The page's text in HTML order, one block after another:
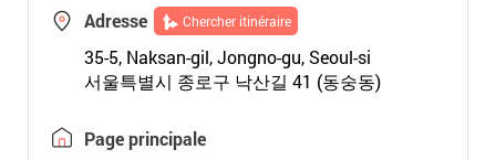
Adresse Chercher itinéraire
35-5, Naksan-gil, Jongno-gu, Seoul-si
서울특별시 종로구 낙산길 41 (동숭동)
Page principale